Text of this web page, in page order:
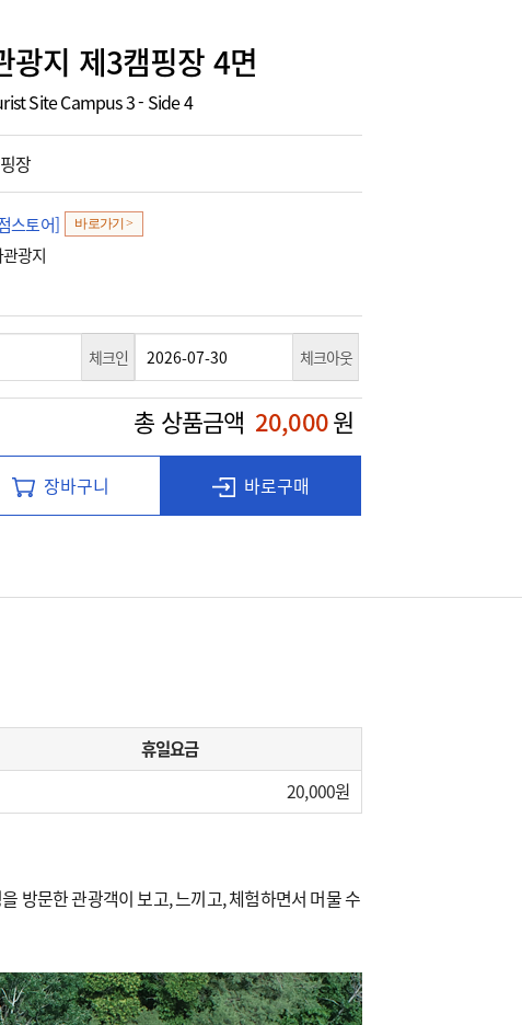
광지 제3캠핑장 4면
Site Campus 3 - Side 4
장
스토어] 바로가기 >
광지
체크인 체크아웃
총 상품금액 20,000원
장바구니 바로구매
휴일요금
20,000
방문한 관광객이 보고, 느끼고, 체험하면서 머물 수